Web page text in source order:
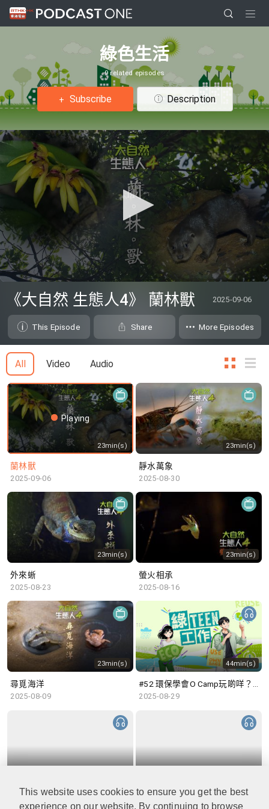
This website uses cookies to ensure you get the best
experience on our website. By continuing to browse
綠色生活
9 related episodes
Subscribe Description
seconds
seconds
《大自然 生態人4》 蘭林獸 2025-09-06
This Episode Share More Episodes
All Video Audio
Playing
23min(s)
蘭林獸
2025-09-06
23min(s)
靜水萬象
2025-08-30
23min(s)
外來蜥
2025-08-23
23min(s)
螢火相承
2025-08-16
23min(s)
尋覓海洋
2025-08-09
44min(s)
#52 環保學會O Camp玩啲咩？ | 參與學生: Sammi、Cardi、Charles (香港科技大學 環境管理及科技學生聯會)
2025-08-29
#51 積極參與回收比賽 | 參與學生: 巫巫、Vincy、Thomas (樂善堂顧超文中學) (「SGREEN 校際回收比賽」最積極參與學校獎 中學組銀獎得主)
2025-08-22 2025-08-15